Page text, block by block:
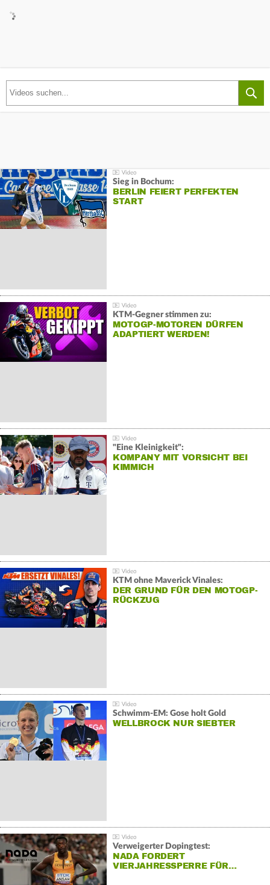
Sieg in Bochum:
BERLIN FEIERT PERFEKTEN
START
KTM-Gegner stimmen zu:
MOTOGP-MOTOREN DÜRFEN
ADAPTIERT WERDEN!
"Eine Kleinigkeit":
KOMPANY MIT VORSICHT BEI
KIMMICH
KTM ohne Maverick Vinales:
DER GRUND FÜR DEN MOTOGP-
RÜCKZUG
Schwimm-EM: Gose holt Gold
WELLBROCK NUR SIEBTER
Verweigerter Dopingtest:
NADA FORDERT
VIERJAHRESSPERRE FÜR…